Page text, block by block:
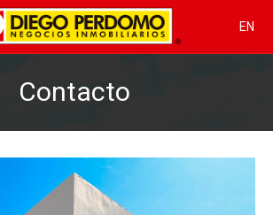
EN
Contacto